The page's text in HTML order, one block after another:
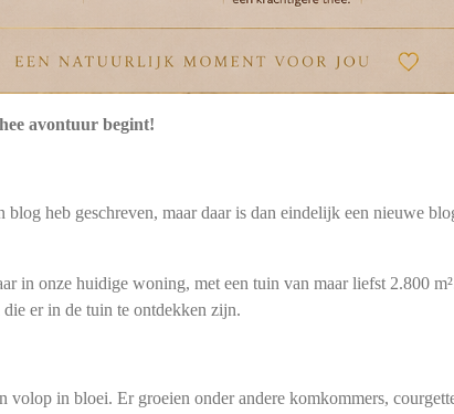
avontuur begint!
blog heb geschreven, maar daar is dan eindelijk een nieuwe
in onze huidige woning, met een tuin van maar liefst 2.800
er in de tuin te ontdekken zijn.
volop in bloei. Er groeien onder andere komkommers,